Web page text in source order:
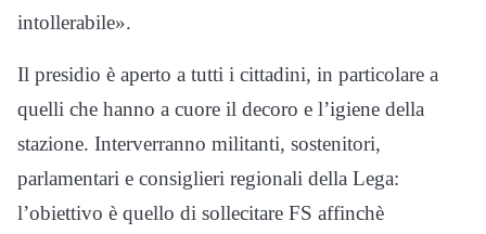
intollerabile».
Il presidio è aperto a tutti i cittadini, in particolare a
quelli che hanno a cuore il decoro e l’igiene della
stazione. Interverranno militanti, sostenitori,
parlamentari e consiglieri regionali della Lega:
l’obiettivo è quello di sollecitare FS affinchè